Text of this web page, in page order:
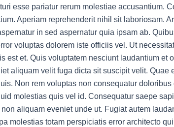
esse pariatur rerum molestiae accusantium.
Aperiam reprehenderit nihil sit laboriosam.
in sed aspernatur quia ipsam ab.
voluptas dolorem iste officiis vel. Ut
est et. Quis voluptatem nesciunt laudantium et
aliquam velit fuga dicta sit suscipit velit. Quae
Non rem voluptas non consequatur doloribus
molestias quis vel id. Consequatur saepe
aliquam eveniet unde ut. Fugiat autem
molestias totam perspiciatis error architecto